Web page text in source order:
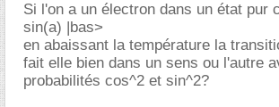
Si l'on a un électron dans un état pur
sin(a) |bas>
en abaissant la température la
fait elle bien dans un sens ou l'autre
probabilités cos^2 et sin^2?